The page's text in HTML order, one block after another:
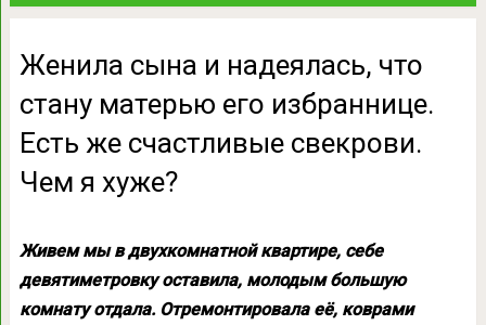
Женила сына и надеялась, что
стану матерью его избраннице.
Есть же счастливые свекрови.
Чем я хуже?
Живем мы в двухкомнатной квартире, себе
девятиметровку оставила, молодым большую
комнату отдала. Отремонтировала её, коврами